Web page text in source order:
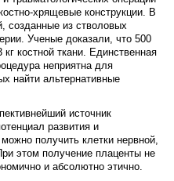
хрящевые конструкции. В
созданные из стволовых
Ученые доказали, что 500
костной ткани. Единственная
неприятна для
найти альтернативные
источник
развития и
получить клетки нервной,
этом получение плаценты не
и абсолютно этично.